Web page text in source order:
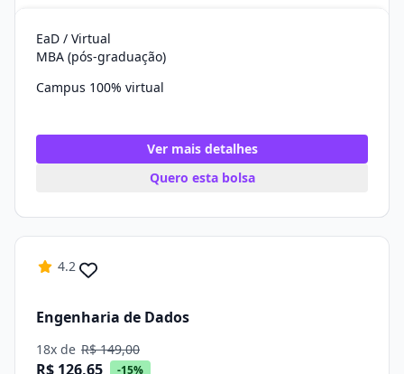
EaD / Virtual
MBA (pós-graduação)
Campus 100% virtual
Ver mais detalhes
Quero esta bolsa
4.2
Engenharia de Dados
18x de R$ 149,00
R$ 126,65 -15%